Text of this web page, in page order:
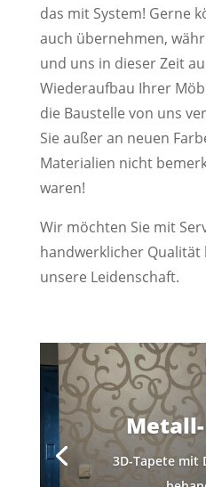
das mit System! Gerne
auch übernehmen,
und uns in dieser Zeit
Wiederaufbau Ihrer
die Baustelle von uns
Sie außer an neuen
Materialien nicht
waren!
Wir möchten Sie mit
handwerklicher Qualität
unsere Leidenschaft.
3D-Tapete mit